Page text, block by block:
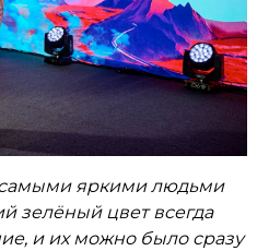
яркими людьми
зелёный цвет всегда
и их можно было сразу